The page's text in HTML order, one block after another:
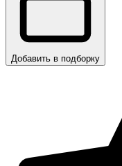
Добавить в подборку